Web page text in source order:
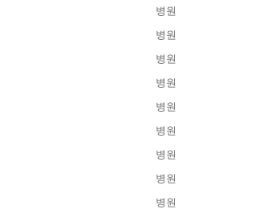
병원
병원
병원
병원
병원
병원
병원
병원
병원